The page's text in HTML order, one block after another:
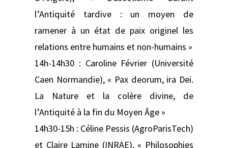
l’Antiquité tardive : un moyen de
ramener à un état de paix originel les
relations entre humains et non-humains »
14h-14h30 : Caroline Février (Université
Caen Normandie), « Pax deorum, ira Dei.
La Nature et la colère divine, de
l’Antiquité à la fin du Moyen Âge »
14h30-15h : Céline Pessis (AgroParisTech)
et Claire Lamine (INRAE), « Philosophies